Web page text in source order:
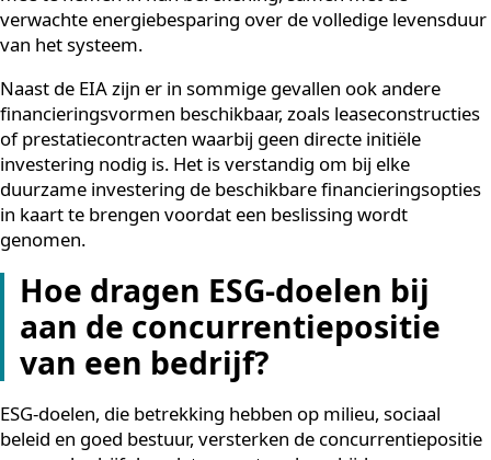
De regeling werkt als volgt: wanneer een bedrijf
in een techniek die door de Nederlandse overheid is
percentage van het investeringsbedrag extra worden
afgetrokken van de belastbare winst. Dit bovenop de
gebruikelijke afschrijving. Het resultaat is dat de
netto-investering lager uitvalt dan het nominale
aankoopbedrag.
Voor duurzame koeloplossingen die officieel zijn
als energiebesparende maatregel, is de EIA-regeling
concrete manier om de financiële drempel te
Organisaties die twijfelen over de businesscase van
duurzame investering, doen er goed aan de EIA-
mee te nemen in hun berekening, samen met de
verwachte energiebesparing over de volledige
van het systeem.